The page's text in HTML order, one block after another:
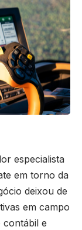
especialista
em torno da
deixou de
em campo
contábil e